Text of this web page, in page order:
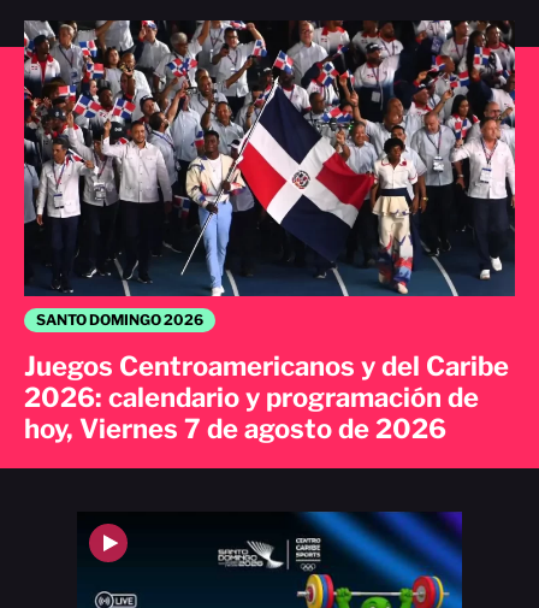
SANTO DOMINGO 2026
Juegos Centroamericanos y del Caribe
2026: calendario y programación de
hoy, Viernes 7 de agosto de 2026